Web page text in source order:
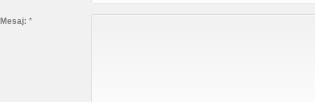
Mesaj: *